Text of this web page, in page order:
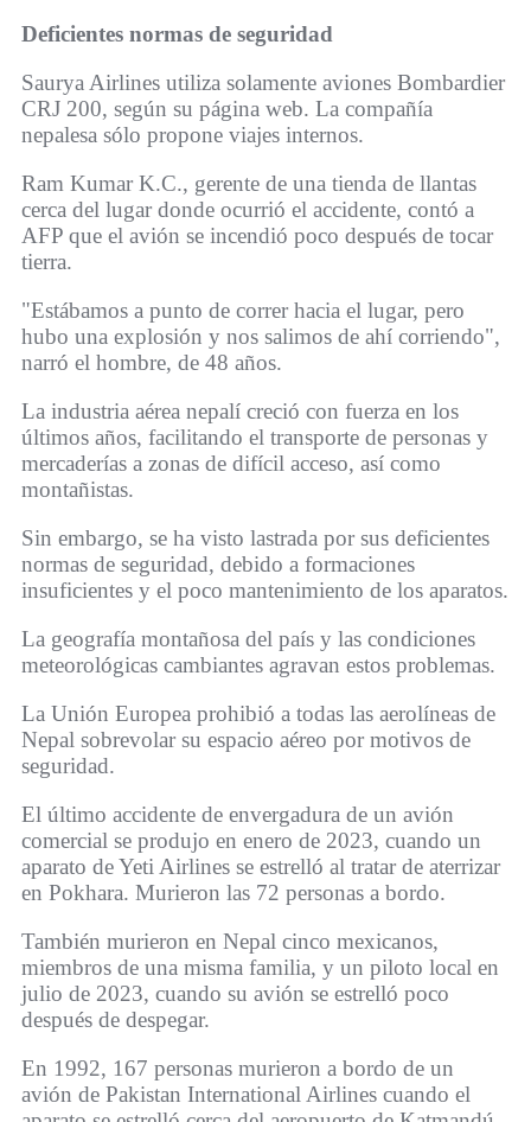
Deficientes normas de seguridad
Saurya Airlines utiliza solamente aviones Bombardier
CRJ 200, según su página web. La compañía
nepalesa sólo propone viajes internos.
Ram Kumar K.C., gerente de una tienda de llantas
cerca del lugar donde ocurrió el accidente, contó a
AFP que el avión se incendió poco después de tocar
tierra.
"Estábamos a punto de correr hacia el lugar, pero
hubo una explosión y nos salimos de ahí corriendo",
narró el hombre, de 48 años.
La industria aérea nepalí creció con fuerza en los
últimos años, facilitando el transporte de personas y
mercaderías a zonas de difícil acceso, así como
montañistas.
Sin embargo, se ha visto lastrada por sus deficientes
normas de seguridad, debido a formaciones
insuficientes y el poco mantenimiento de los aparatos.
La geografía montañosa del país y las condiciones
meteorológicas cambiantes agravan estos problemas.
La Unión Europea prohibió a todas las aerolíneas de
Nepal sobrevolar su espacio aéreo por motivos de
seguridad.
El último accidente de envergadura de un avión
comercial se produjo en enero de 2023, cuando un
aparato de Yeti Airlines se estrelló al tratar de aterrizar
en Pokhara. Murieron las 72 personas a bordo.
También murieron en Nepal cinco mexicanos,
miembros de una misma familia, y un piloto local en
julio de 2023, cuando su avión se estrelló poco
después de despegar.
En 1992, 167 personas murieron a bordo de un
avión de Pakistan International Airlines cuando el